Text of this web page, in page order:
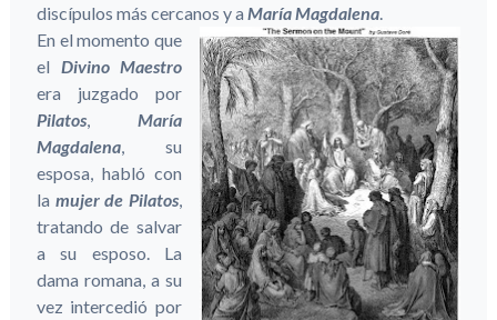
discípulos más cercanos y a María Magdalena.
En el momento que
el Divino Maestro
era juzgado por
Pilatos, María
Magdalena, su
esposa, habló con
la mujer de Pilatos
tratando de salvar
a su esposo. La
dama romana, a su
vez intercedió por